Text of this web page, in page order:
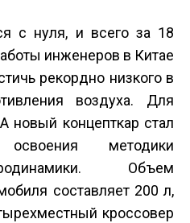
с нуля, и всего за 18
инженеров в Китае
рекордно низкого в
воздуха. Для
новый концепт­кар стал
методики
Объем
составляет 200 л,
кроссовер